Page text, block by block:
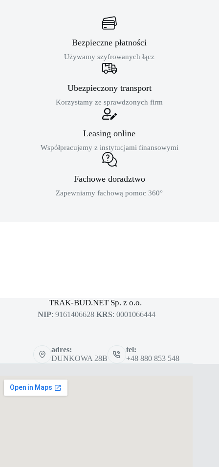
Bezpieczne płatności
Używamy szyfrowanych łącz
Ubezpieczony transport
Korzystamy ze sprawdzonych firm
Leasing online
Współpracujemy z instytucjami finansowymi
Fachowe doradztwo
Zapewniamy fachową pomoc 360°
TRAK-BUD.NET Sp. z o.o.
NIP: 9161406628 KRS: 0001066444
adres:
DUNKOWA 28B
tel:
+48 880 853 548